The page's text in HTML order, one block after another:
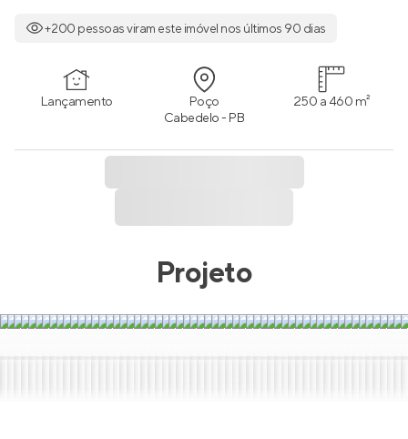
+200 pessoas viram este imóvel nos últimos 90 dias
Lançamento Poço
Cabedelo - PB
250 a 460 m²
Projeto